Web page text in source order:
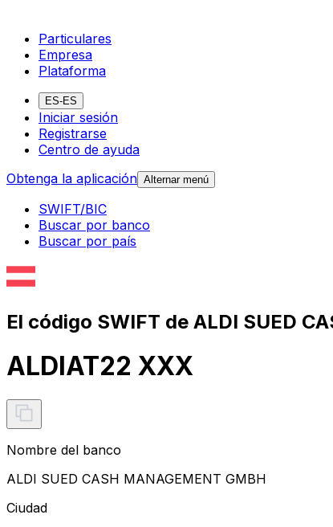
Particulares
Empresa
Plataforma
ES-ES
Iniciar sesión
Registrarse
Centro de ayuda
Obtenga la aplicación Alternar menú
SWIFT/BIC
Buscar por banco
Buscar por país
El código SWIFT de ALDI SUED
ALDIAT22 XXX
Nombre del banco
ALDI SUED CASH MANAGEMENT GMBH
Ciudad